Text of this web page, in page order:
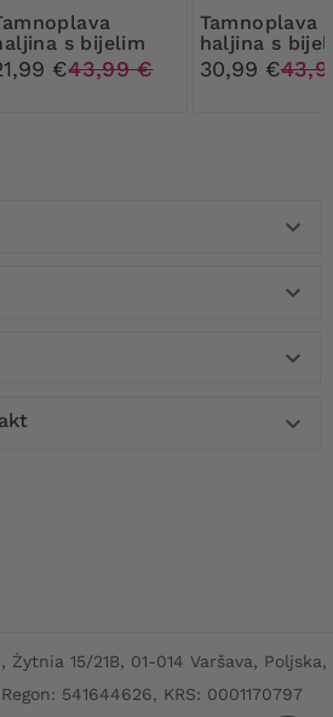
s bijelim
€43,99 €
Tamnoplava
haljina s
ružičastim
cvijećem
30,99 €




15/21B, 01-014 Varšava, Poljska,
541644626, KRS: 0001170797